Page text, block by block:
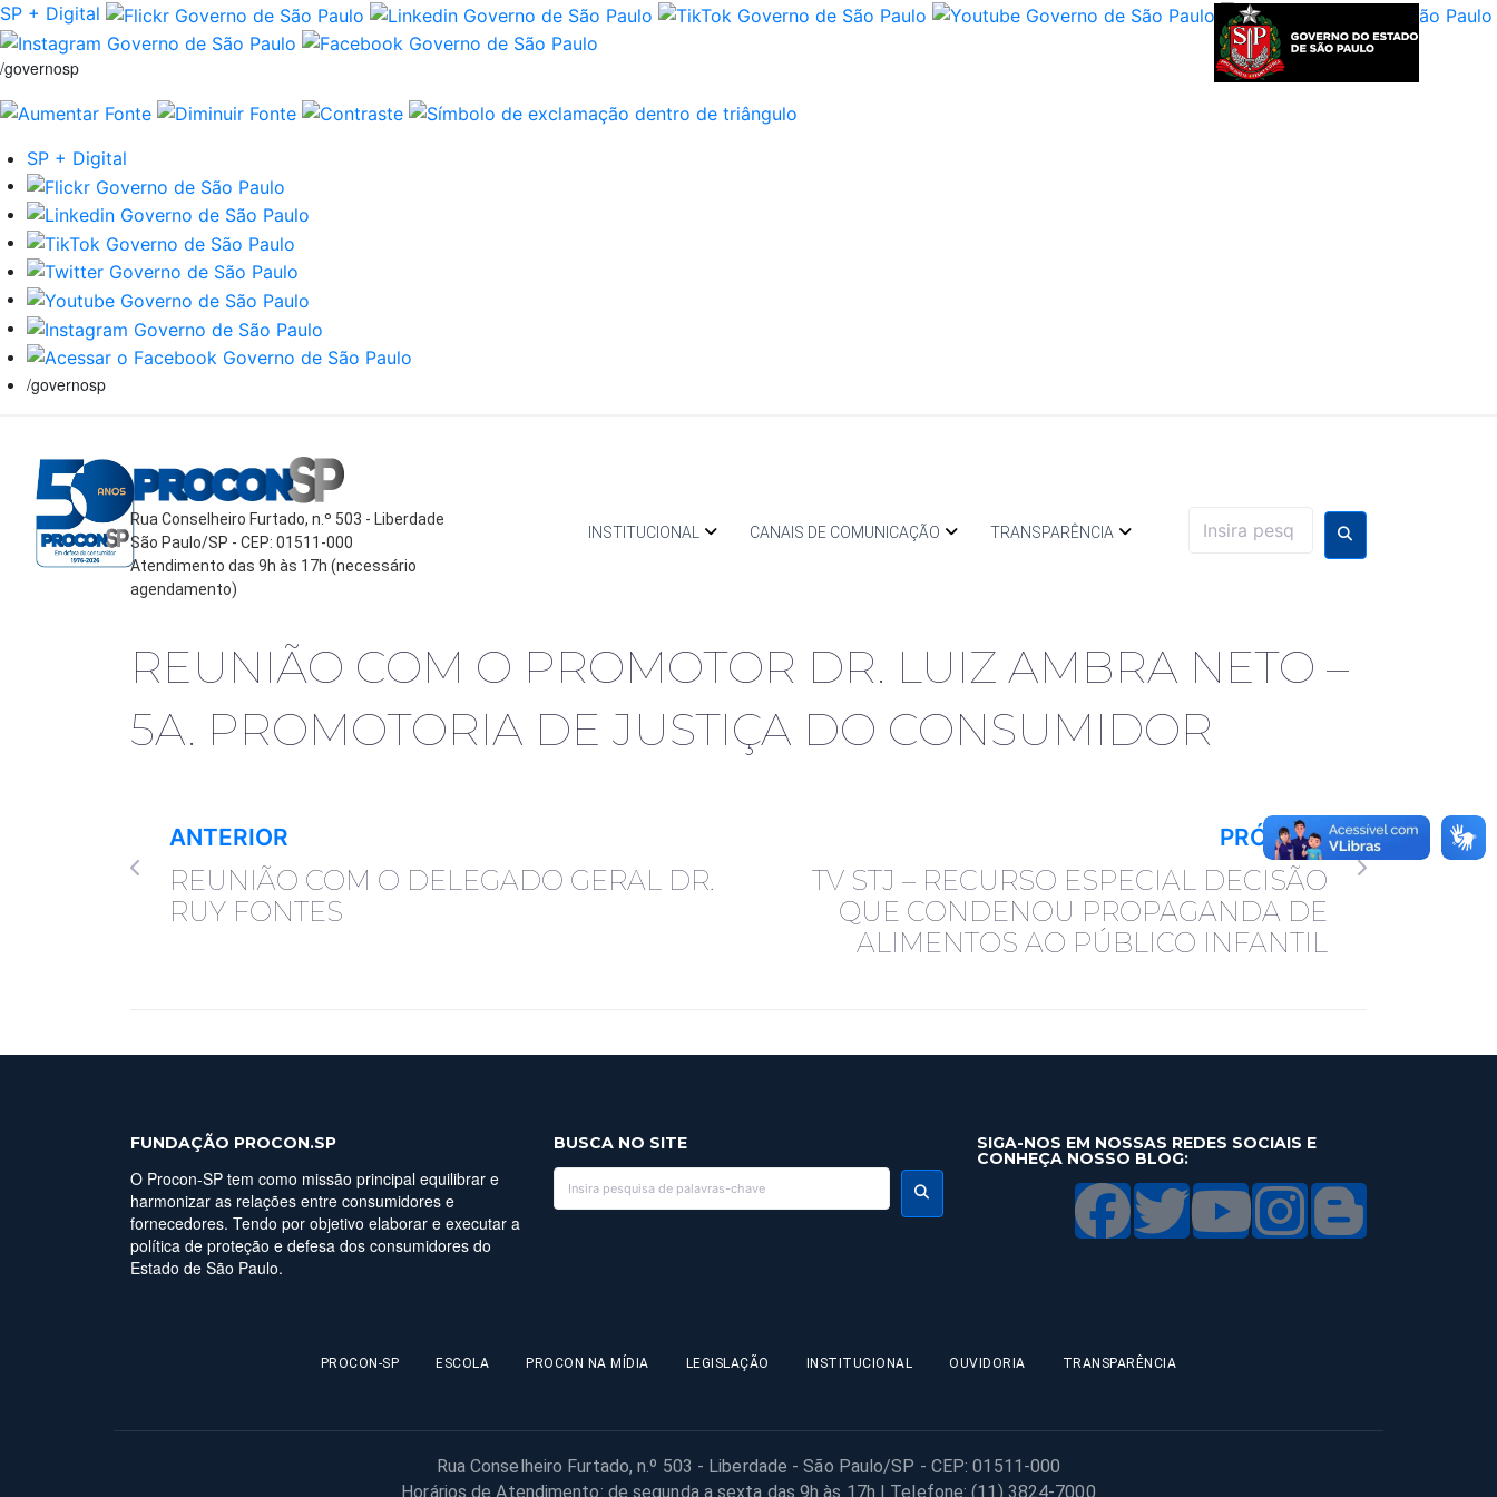
SP + Digital
/governosp
SP + Digital
/governosp
Rua Conselheiro Furtado, n.º 503 - Liberdade
São Paulo/SP - CEP: 01511-000
Atendimento das 9h às 17h (necessário
agendamento)
INSTITUCIONAL CANAIS DE COMUNICAÇÃO TRANSPARÊNCIA
REUNIÃO COM O PROMOTOR DR. LUIZ AMBRA NETO –
5A. PROMOTORIA DE JUSTIÇA DO CONSUMIDOR
ANTERIOR
REUNIÃO COM O DELEGADO GERAL DR.
RUY FONTES
PRÓXIMO
TV STJ – RECURSO ESPECIAL DECISÃO
QUE CONDENOU PROPAGANDA DE
ALIMENTOS AO PÚBLICO INFANTIL
FUNDAÇÃO PROCON.SP
O Procon-SP tem como missão principal equilibrar e
harmonizar as relações entre consumidores e
fornecedores. Tendo por objetivo elaborar e executar a
política de proteção e defesa dos consumidores do
Estado de São Paulo.
BUSCA NO SITE SIGA-NOS EM NOSSAS REDES SOCIAIS E
CONHEÇA NOSSO BLOG:
PROCON-SP ESCOLA PROCON NA MÍDIA LEGISLAÇÃO INSTITUCIONAL OUVIDORIA TRANSPARÊNCIA
Rua Conselheiro Furtado, n.º 503 - Liberdade - São Paulo/SP - CEP: 01511-000
Horários de Atendimento: de segunda a sexta das 9h às 17h | Telefone: (11) 3824-7000